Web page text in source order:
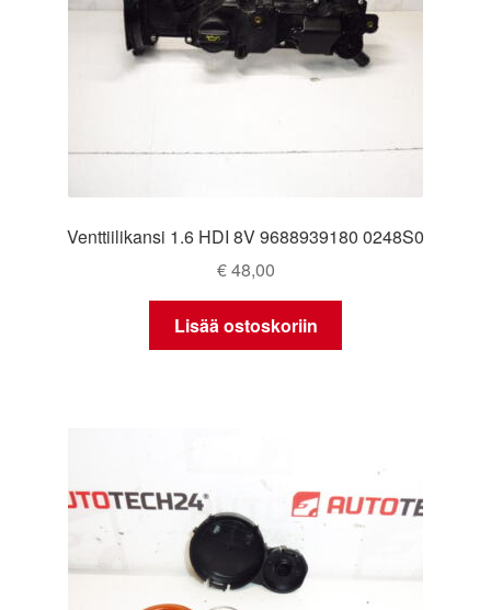
Venttiilikansi 1.6 HDI 8V 9688939180 0248S0
€48,00
Lisää ostoskoriin